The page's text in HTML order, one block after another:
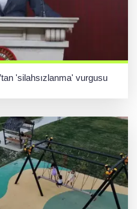
'silahsızlanma' vurgusu